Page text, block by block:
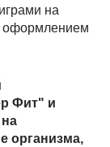
на
оформлением
Фит" и
организма,